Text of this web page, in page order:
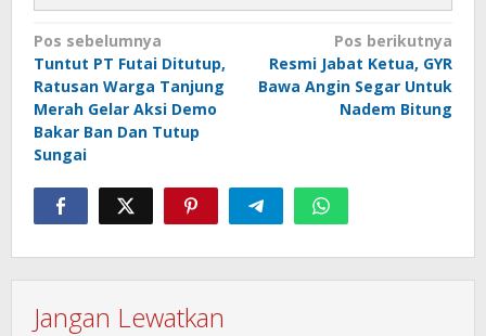
Navigasi
pos
Pos sebelumnya
Tuntut PT Futai Ditutup,
Ratusan Warga Tanjung
Merah Gelar Aksi Demo
Bakar Ban Dan Tutup
Sungai
Pos berikutnya
Resmi Jabat Ketua, GYR
Bawa Angin Segar Untuk
Nadem Bitung
Jangan Lewatkan